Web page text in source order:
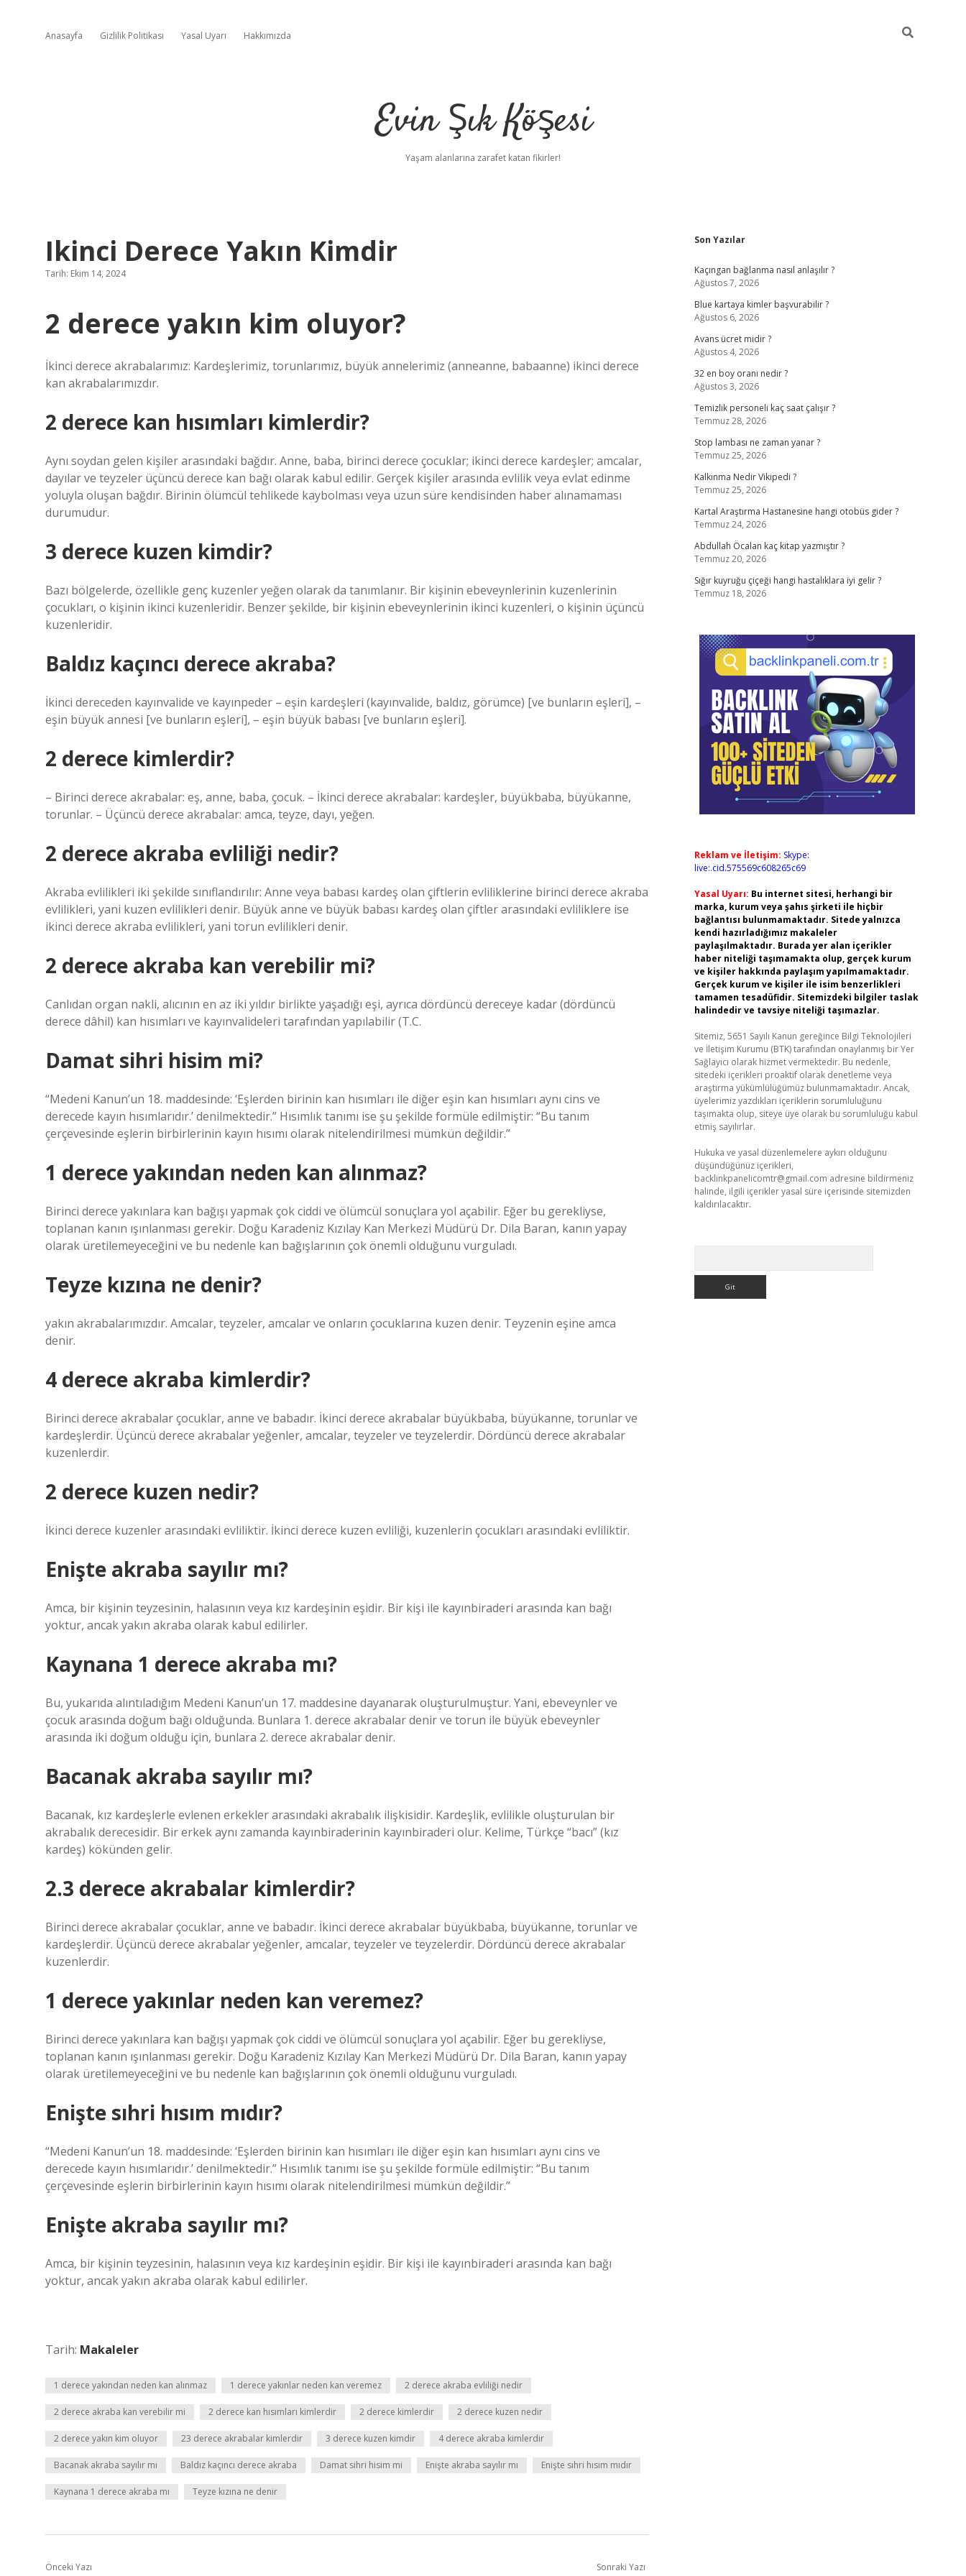
Anasayfa Gizlilik Politikası Yasal Uyarı Hakkımızda
Evin Şık Köşesi
Yaşam alanlarına zarafet katan fikirler!
Ikinci Derece Yakın Kimdir
Tarih: Ekim 14, 2024
2 derece yakın kim oluyor?
İkinci derece akrabalarımız: Kardeşlerimiz, torunlarımız, büyük annelerimiz (anneanne, babaanne) ikinci derece
kan akrabalarımızdır.
2 derece kan hısımları kimlerdir?
Aynı soydan gelen kişiler arasındaki bağdır. Anne, baba, birinci derece çocuklar; ikinci derece kardeşler; amcalar,
dayılar ve teyzeler üçüncü derece kan bağı olarak kabul edilir. Gerçek kişiler arasında evlilik veya evlat edinme
yoluyla oluşan bağdır. Birinin ölümcül tehlikede kaybolması veya uzun süre kendisinden haber alınamaması
durumudur.
3 derece kuzen kimdir?
Bazı bölgelerde, özellikle genç kuzenler yeğen olarak da tanımlanır. Bir kişinin ebeveynlerinin kuzenlerinin
çocukları, o kişinin ikinci kuzenleridir. Benzer şekilde, bir kişinin ebeveynlerinin ikinci kuzenleri, o kişinin üçüncü
kuzenleridir.
Baldız kaçıncı derece akraba?
İkinci dereceden kayınvalide ve kayınpeder – eşin kardeşleri (kayınvalide, baldız, görümce) [ve bunların eşleri], –
eşin büyük annesi [ve bunların eşleri], – eşin büyük babası [ve bunların eşleri].
2 derece kimlerdir?
– Birinci derece akrabalar: eş, anne, baba, çocuk. – İkinci derece akrabalar: kardeşler, büyükbaba, büyükanne,
torunlar. – Üçüncü derece akrabalar: amca, teyze, dayı, yeğen.
2 derece akraba evliliği nedir?
Akraba evlilikleri iki şekilde sınıflandırılır: Anne veya babası kardeş olan çiftlerin evliliklerine birinci derece akraba
evlilikleri, yani kuzen evlilikleri denir. Büyük anne ve büyük babası kardeş olan çiftler arasındaki evliliklere ise
ikinci derece akraba evlilikleri, yani torun evlilikleri denir.
2 derece akraba kan verebilir mi?
Canlıdan organ nakli, alıcının en az iki yıldır birlikte yaşadığı eşi, ayrıca dördüncü dereceye kadar (dördüncü
derece dâhil) kan hısımları ve kayınvalideleri tarafından yapılabilir (T.C.
Damat sihri hisim mi?
“Medeni Kanun’un 18. maddesinde: ‘Eşlerden birinin kan hısımları ile diğer eşin kan hısımları aynı cins ve
derecede kayın hısımlarıdır.’ denilmektedir.” Hısımlık tanımı ise şu şekilde formüle edilmiştir: “Bu tanım
çerçevesinde eşlerin birbirlerinin kayın hısımı olarak nitelendirilmesi mümkün değildir.”
1 derece yakından neden kan alınmaz?
Birinci derece yakınlara kan bağışı yapmak çok ciddi ve ölümcül sonuçlara yol açabilir. Eğer bu gerekliyse,
toplanan kanın ışınlanması gerekir. Doğu Karadeniz Kızılay Kan Merkezi Müdürü Dr. Dila Baran, kanın yapay
olarak üretilemeyeceğini ve bu nedenle kan bağışlarının çok önemli olduğunu vurguladı.
Teyze kızına ne denir?
yakın akrabalarımızdır. Amcalar, teyzeler, amcalar ve onların çocuklarına kuzen denir. Teyzenin eşine amca
denir.
4 derece akraba kimlerdir?
Birinci derece akrabalar çocuklar, anne ve babadır. İkinci derece akrabalar büyükbaba, büyükanne, torunlar ve
kardeşlerdir. Üçüncü derece akrabalar yeğenler, amcalar, teyzeler ve teyzelerdir. Dördüncü derece akrabalar
kuzenlerdir.
2 derece kuzen nedir?
İkinci derece kuzenler arasındaki evliliktir. İkinci derece kuzen evliliği, kuzenlerin çocukları arasındaki evliliktir.
Enişte akraba sayılır mı?
Amca, bir kişinin teyzesinin, halasının veya kız kardeşinin eşidir. Bir kişi ile kayınbiraderi arasında kan bağı
yoktur, ancak yakın akraba olarak kabul edilirler.
Kaynana 1 derece akraba mı?
Bu, yukarıda alıntıladığım Medeni Kanun’un 17. maddesine dayanarak oluşturulmuştur. Yani, ebeveynler ve
çocuk arasında doğum bağı olduğunda. Bunlara 1. derece akrabalar denir ve torun ile büyük ebeveynler
arasında iki doğum olduğu için, bunlara 2. derece akrabalar denir.
Bacanak akraba sayılır mı?
Bacanak, kız kardeşlerle evlenen erkekler arasındaki akrabalık ilişkisidir. Kardeşlik, evlilikle oluşturulan bir
akrabalık derecesidir. Bir erkek aynı zamanda kayınbiraderinin kayınbiraderi olur. Kelime, Türkçe “bacı” (kız
kardeş) kökünden gelir.
2.3 derece akrabalar kimlerdir?
Birinci derece akrabalar çocuklar, anne ve babadır. İkinci derece akrabalar büyükbaba, büyükanne, torunlar ve
kardeşlerdir. Üçüncü derece akrabalar yeğenler, amcalar, teyzeler ve teyzelerdir. Dördüncü derece akrabalar
kuzenlerdir.
1 derece yakınlar neden kan veremez?
Birinci derece yakınlara kan bağışı yapmak çok ciddi ve ölümcül sonuçlara yol açabilir. Eğer bu gerekliyse,
toplanan kanın ışınlanması gerekir. Doğu Karadeniz Kızılay Kan Merkezi Müdürü Dr. Dila Baran, kanın yapay
olarak üretilemeyeceğini ve bu nedenle kan bağışlarının çok önemli olduğunu vurguladı.
Enişte sıhri hısım mıdır?
“Medeni Kanun’un 18. maddesinde: ‘Eşlerden birinin kan hısımları ile diğer eşin kan hısımları aynı cins ve
derecede kayın hısımlarıdır.’ denilmektedir.” Hısımlık tanımı ise şu şekilde formüle edilmiştir: “Bu tanım
çerçevesinde eşlerin birbirlerinin kayın hısımı olarak nitelendirilmesi mümkün değildir.”
Enişte akraba sayılır mı?
Amca, bir kişinin teyzesinin, halasının veya kız kardeşinin eşidir. Bir kişi ile kayınbiraderi arasında kan bağı
yoktur, ancak yakın akraba olarak kabul edilirler.
Tarih: Makaleler
1 derece yakından neden kan alınmaz 1 derece yakınlar neden kan veremez 2 derece akraba evliliği nedir
2 derece akraba kan verebilir mi 2 derece kan hısımları kimlerdir 2 derece kimlerdir 2 derece kuzen nedir
2 derece yakın kim oluyor 23 derece akrabalar kimlerdir 3 derece kuzen kimdir 4 derece akraba kimlerdir
Bacanak akraba sayılır mı Baldız kaçıncı derece akraba Damat sihri hisim mi Enişte akraba sayılır mı Enişte sıhri hısım mıdır
Kaynana 1 derece akraba mı Teyze kızına ne denir
Önceki Yazı Sonraki Yazı
Sidebar
Son Yazılar
Kaçıngan bağlanma nasıl anlaşılır ?
Ağustos 7, 2026
Blue kartaya kimler başvurabilir ?
Ağustos 6, 2026
Avans ücret midir ?
Ağustos 4, 2026
32 en boy oranı nedir ?
Ağustos 3, 2026
Temizlik personeli kaç saat çalışır ?
Temmuz 28, 2026
Stop lambası ne zaman yanar ?
Temmuz 25, 2026
Kalkınma Nedir Vikipedi ?
Temmuz 25, 2026
Kartal Araştırma Hastanesine hangi otobüs gider ?
Temmuz 24, 2026
Abdullah Öcalan kaç kitap yazmıştır ?
Temmuz 20, 2026
Sığır kuyruğu çiçeği hangi hastalıklara iyi gelir ?
Temmuz 18, 2026
Reklam ve İletişim: Skype:
live:.cid.575569c608265c69
Yasal Uyarı: Bu internet sitesi, herhangi bir
marka, kurum veya şahıs şirketi ile hiçbir
bağlantısı bulunmamaktadır. Sitede yalnızca
kendi hazırladığımız makaleler
paylaşılmaktadır. Burada yer alan içerikler
haber niteliği taşımamakta olup, gerçek kurum
ve kişiler hakkında paylaşım yapılmamaktadır.
Gerçek kurum ve kişiler ile isim benzerlikleri
tamamen tesadüfidir. Sitemizdeki bilgiler taslak
halindedir ve tavsiye niteliği taşımazlar.
Sitemiz, 5651 Sayılı Kanun gereğince Bilgi Teknolojileri
ve İletişim Kurumu (BTK) tarafından onaylanmış bir Yer
Sağlayıcı olarak hizmet vermektedir. Bu nedenle,
sitedeki içerikleri proaktif olarak denetleme veya
araştırma yükümlülüğümüz bulunmamaktadır. Ancak,
üyelerimiz yazdıkları içeriklerin sorumluluğunu
taşımakta olup, siteye üye olarak bu sorumluluğu kabul
etmiş sayılırlar.
Hukuka ve yasal düzenlemelere aykırı olduğunu
düşündüğünüz içerikleri,
backlinkpanelicomtr@gmail.com adresine bildirmeniz
halinde, ilgili içerikler yasal süre içerisinde sitemizden
kaldırılacaktır.